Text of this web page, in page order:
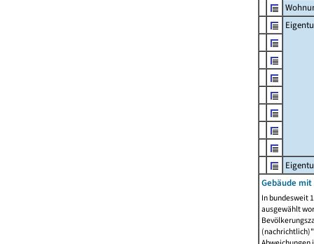
Gebäude
In bundesweit
ausgewählt